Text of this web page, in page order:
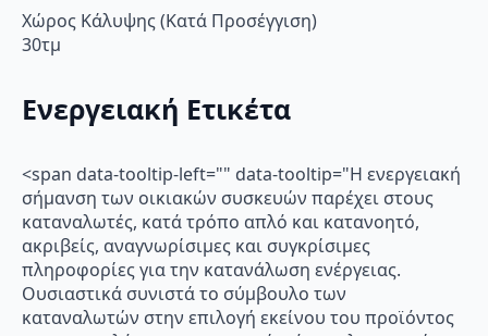
Χώρος Κάλυψης (Κατά Προσέγγιση)
30τμ
Ενεργειακή Ετικέτα
<span data-tooltip-left="" data-tooltip="Η ενεργειακή
σήμανση των οικιακών συσκευών παρέχει στους
καταναλωτές, κατά τρόπο απλό και κατανοητό,
ακριβείς, αναγνωρίσιμες και συγκρίσιμες
πληροφορίες για την κατανάλωση ενέργειας.
Ουσιαστικά συνιστά το σύμβουλο των
καταναλωτών στην επιλογή εκείνου του προϊόντος